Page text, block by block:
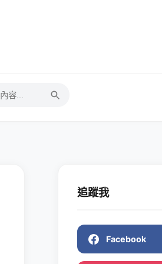
追蹤我
Facebook